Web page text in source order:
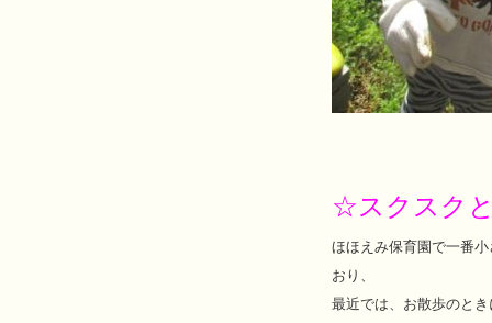
☆スクスク
ほほえみ保育園で一番
おり、
最近では、お散歩のと